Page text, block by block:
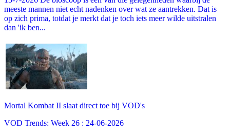
meeste mannen niet echt nadenken over wat ze aantrekken. Dat is
op zich prima, totdat je merkt dat je toch iets meer wilde uitstralen
dan 'ik ben...
Mortal Kombat II slaat direct toe bij VOD's
VOD Trends: Week 26 : 24-06-2026